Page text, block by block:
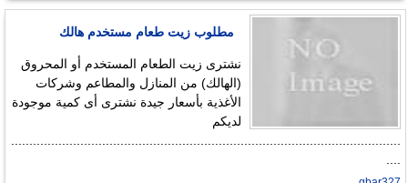
مطلوب زيت طعام مستخدم هالك
نشترى زيت الطعام المستخدم أو المحروق
(الهالك) من المنازل والمطاعم وشركات
اﻷغذية بأسعار جيدة نشترى أى كمية موجودة
لديكم